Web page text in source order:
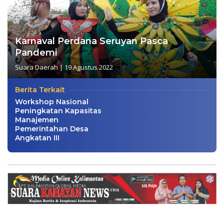
Karnaval Perdana Seruyan Pasca
Pandemi
Suara Daerah|19 Agustus 2022
Berita Terkait
Workshop Nasional
Peningkatan Kapasitas
Manajemen
Pemerintahan Desa
Angkatan III